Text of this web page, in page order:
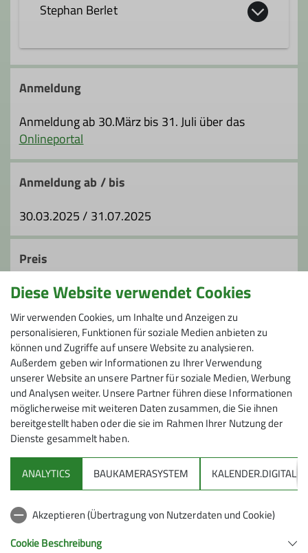
Stephan Berlet
stephan.berlet@dav-fn.de
Qualifikationen
Tourenleiter*in
Anmeldung
Anmeldung ab 30.März bis 31. Juli über das
Onlineportal
Anmeldung ab / bis
30.03.2025 / 31.07.2025
Preis
Kosten: BeaG: 5 €, OrgB: 11 €; Fahrt 60 € je PKW
Anreise per Bus & Bahn möglich
Maximale Teilnehmeranzahl
6
DAV Infos zu Bergsport allgemein
Diese Website verwendet Cookies
Wir verwenden Cookies, um Inhalte und Anzeigen zu
personalisieren, Funktionen für soziale Medien anbieten zu
können und Zugriffe auf unsere Website zu analysieren.
Außerdem geben wir Informationen zu Ihrer Verwendung
unserer Website an unsere Partner für soziale Medien, Werbung
und Analysen weiter. Unsere Partner führen diese Informationen
möglicherweise mit weiteren Daten zusammen, die Sie ihnen
bereitgestellt haben oder die sie im Rahmen Ihrer Nutzung der
Dienste gesammelt haben.
ANALYTICS BAUKAMERASYSTEM KALENDER.DIGITAL
Akzeptieren (Übertragung von Nutzerdaten und Cookie)
Cookie Beschreibung